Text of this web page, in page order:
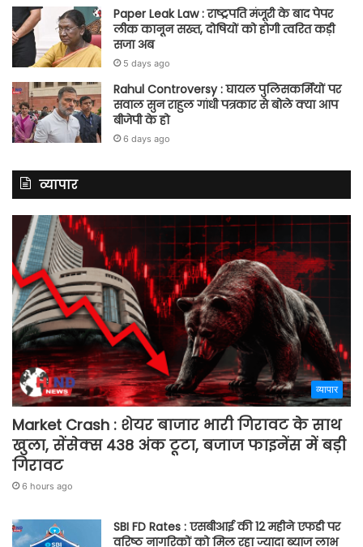
Paper Leak Law : राष्ट्रपति मंजूरी के बाद पेपर
लीक कानून सख्त, दोषियों को होगी त्वरित कड़ी
सजा अब
5 days ago
Rahul Controversy : घायल पुलिसकर्मियों पर
सवाल सुन राहुल गांधी पत्रकार से बोले क्या आप
बीजेपी के हो
6 days ago
व्यापार
व्यापार
Market Crash : शेयर बाजार भारी गिरावट के साथ
खुला, सेंसेक्स 438 अंक टूटा, बजाज फाइनेंस में बड़ी
गिरावट
6 hours ago
SBI FD Rates : एसबीआई की 12 महीने एफडी पर
वरिष्ठ नागरिकों को मिल रहा ज्यादा ब्याज लाभ